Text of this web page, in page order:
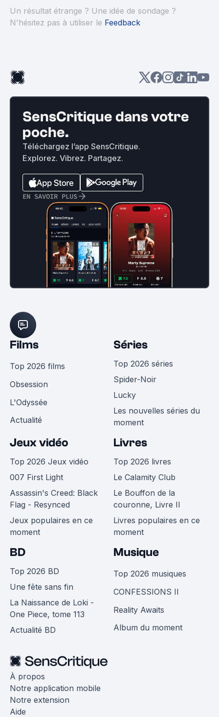
Un résultat étrange ? Une idée de sondage ?
N'hésitez pas à utiliser le Feedback
SensCritique dans votre
poche.
Téléchargez l’app SensCritique.
Explorez. Vibrez. Partagez.
EN SAVOIR PLUS
Films
Top 2026 films
Obsession
L'Odyssée
Actualité
Séries
Top 2026 séries
Spider-Noir
Lucky
Les nouvelles séries du
moment
Jeux vidéo
Top 2026 Jeux vidéo
007 First Light
Assassin's Creed: Black
Flag - Resynced
Jeux populaires en ce
moment
Livres
Top 2026 livres
Le Calamity Club
Le Bouffon de la
couronne, Livre II
Livres populaires en ce
moment
BD
Top 2026 BD
Une fête sans fin
La Naissance de Loki -
One Piece, tome 113
Actualité BD
Musique
Top 2026 musiques
CONFESSIONS II
Reality Awaits
Album du moment
À propos
Notre application mobile
Notre extension
Aide